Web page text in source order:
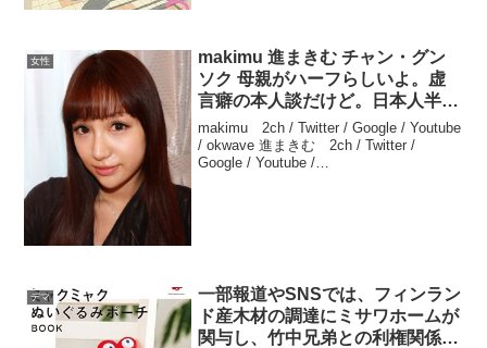
女性
makimu 進まきむ チャン・グン
ソク 母親がハーフらしいよ。虚
言癖の本人談だけど。日本人半
分、韓国人ハーフ半分だからクォ
ーター？韓国人だから整形してる
けどね
makimu 2ch / Twitter / Google / Youtube
/ okwave 進まきむ 2ch / Twitter /
Google / Youtube /
デマ
一部報道やSNSでは、フィンラン
ド産木材の調達にミサワホームが
関与し、竹中兄弟との利権関係が